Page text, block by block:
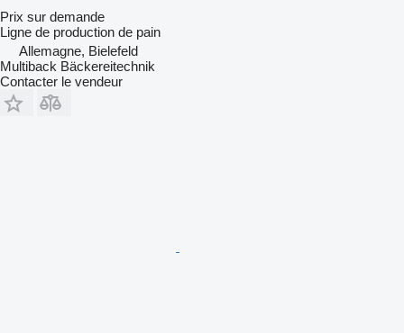
Prix sur demande
Ligne de production de pain
Allemagne, Bielefeld
Multiback Bäckereitechnik
Contacter le vendeur